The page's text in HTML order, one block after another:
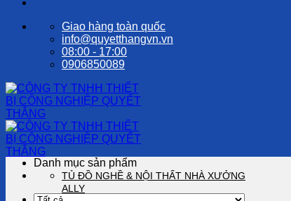
Giao hàng toàn quốc
info@quyetthangvn.vn
08:00 - 17:00
0906850089
Danh mục sản phẩm
TỦ ĐỒ NGHỀ & NỘI THẤT NHÀ XƯỞNG
ALLY